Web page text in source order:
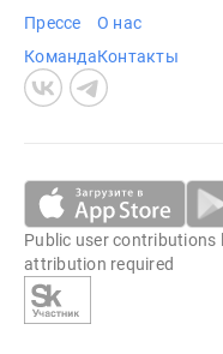
Прессе
Команда
О нас
Контакты
Public user contributions
attribution required